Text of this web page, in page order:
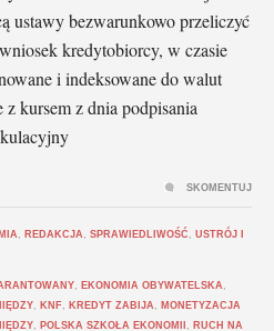
ustawy bezwarunkowo przeliczyć
kredytobiorcy, w czasie
i indeksowane do walut
kursem z dnia podpisania
REDAKCJA SPRAWIEDLIWOŚĆ
USTRÓJ I
EKONOMIA OBYWATELSKA
KNF KREDYT ZABIJA
MONETYZACJA
POLSKA SZKOŁA EKONOMII
RUCH NA
SKOMENTUJ